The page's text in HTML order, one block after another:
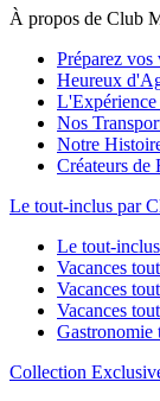
À propos de Club
Préparez vos
Heureux
Nos
Notre
Créateurs de
Le tout-inclus par
Le tout-
Vacances
Vacances
Vacances
Gastronomie
Collection